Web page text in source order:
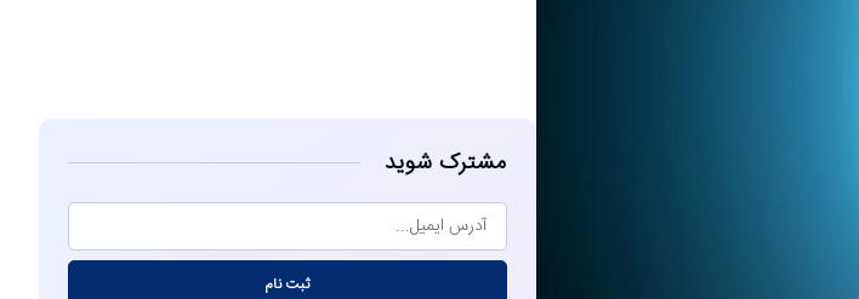
مشترک شوید
ثبت نام